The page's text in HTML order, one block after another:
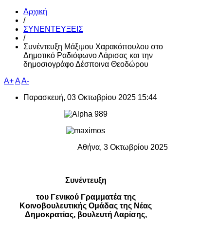
Αρχική
/
ΣΥΝΕΝΤΕΥΞΕΙΣ
/
Συνέντευξη Μάξιμου Χαρακόπουλου στο
Δημοτικό Ραδιόφωνο Λάρισας και την
δημοσιογράφο Δέσποινα Θεοδώρου
A+AA-
Παρασκευή, 03 Οκτωβρίου 2025 15:44
Αθήνα, 3 Οκτωβρίου 2025
Συνέντευξη
του Γενικού Γραμματέα της
Κοινοβουλευτικής Ομάδας της Νέας
Δημοκρατίας, βουλευτή Λαρίσης,